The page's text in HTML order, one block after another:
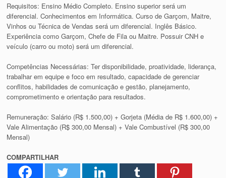
Requisitos: Ensino Médio Completo. Ensino superior será um
diferencial. Conhecimentos em Informática. Curso de Garçom, Maitre,
Vinhos ou Técnica de Vendas será um diferencial. Inglês Básico.
Experiência como Garçom, Chefe de Fila ou Maitre. Possuir CNH e
veículo (carro ou moto) será um diferencial.
Competências Necessárias: Ter disponibilidade, proatividade, liderança,
trabalhar em equipe e foco em resultado, capacidade de gerenciar
conflitos, habilidades de comunicação e gestão, planejamento,
comprometimento e orientação para resultados.
Remuneração: Salário (R$ 1.500,00) + Gorjeta (Média de R$ 1.600,00) +
Vale Alimentação (R$ 300,00 Mensal) + Vale Combustível (R$ 300,00
Mensal)
COMPARTILHAR